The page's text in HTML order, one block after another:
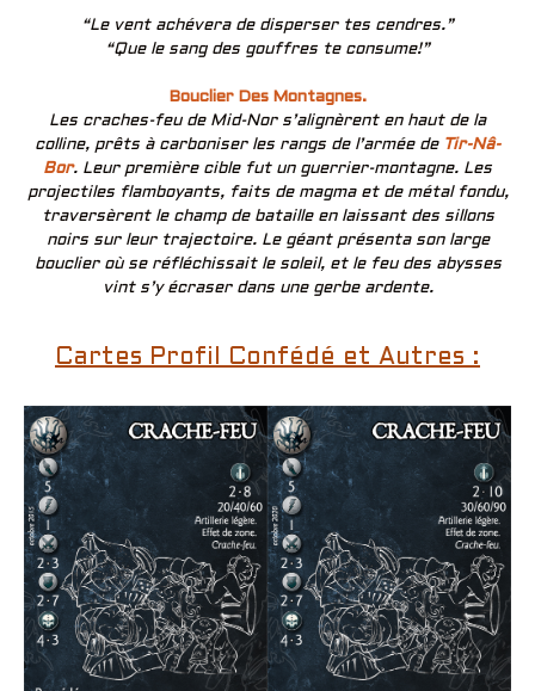
“Le vent achévera de disperser tes cendres.”
“Que le sang des gouffres te consume!”
Bouclier Des Montagnes.
Les craches-feu de Mid-Nor s’alignèrent en haut de la
colline, prêts à carboniser les rangs de l’armée de Tir-Nâ-
Bor. Leur première cible fut un guerrier-montagne. Les
projectiles flamboyants, faits de magma et de métal fondu,
traversèrent le champ de bataille en laissant des sillons
noirs sur leur trajectoire. Le géant présenta son large
bouclier où se réfléchissait le soleil, et le feu des abysses
vint s’y écraser dans une gerbe ardente.
Cartes Profil Confédé et Autres :